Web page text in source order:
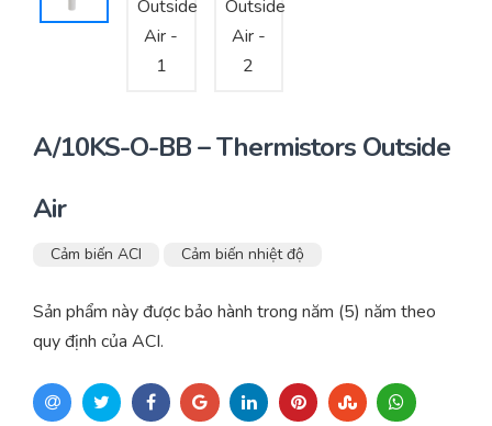
A/10KS-O-BB – Thermistors Outside
Air
Cảm biến ACI Cảm biến nhiệt độ
Sản phẩm này được bảo hành trong năm (5) năm theo
quy định của ACI.